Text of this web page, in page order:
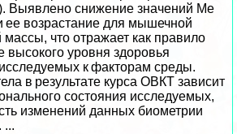
Выявлено снижение значений Ме
возрастание для мышечной
массы, что отражает как правило
уровня здоровья
к факторам среды.
в результате курса ОВКТ зависит
состояния исследуемых,
изменений данных биометрии
...